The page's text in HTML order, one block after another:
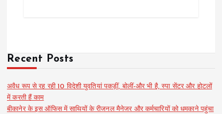
Recent Posts
अवैध रूप से रह रही 10 विदेशी युवतियां पकड़ीं, बोलीं-और भी है, स्पा सेंटर और होटलों
में करती हैं काम
बीकानेर के इस ऑफिस में साथियों के रीजनल मैनेजर और कर्मचारियों को धमकाने पहुंचा